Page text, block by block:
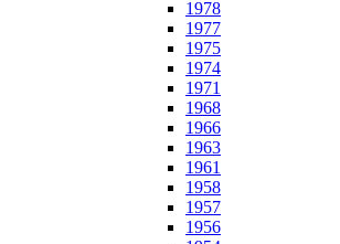
1978
1977
1975
1974
1971
1968
1966
1963
1961
1958
1957
1956